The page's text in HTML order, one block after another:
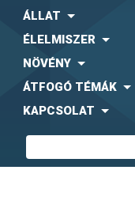
ÁLLAT
ÉLELMISZER
NÖVÉNY
ÁTFOGÓ TÉMÁK
KAPCSOLAT